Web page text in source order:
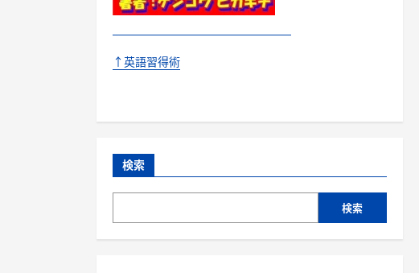
↑英語習得術
検索
検索